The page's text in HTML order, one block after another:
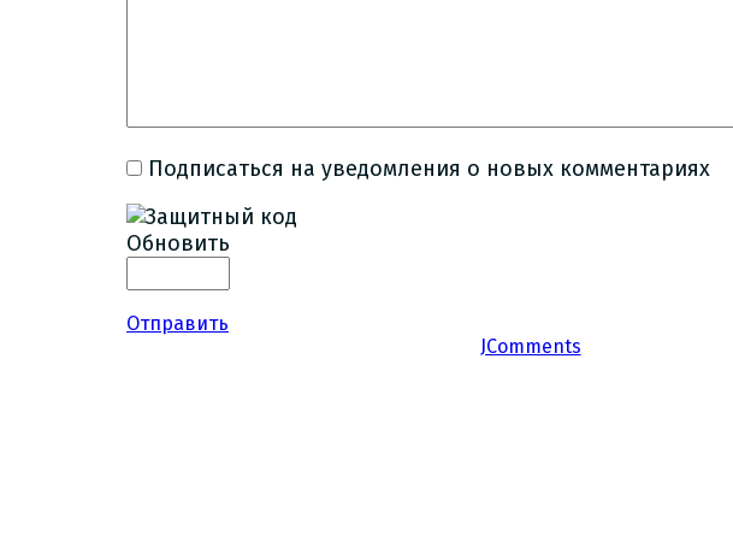
Подписаться на уведомления о новых комментариях
Обновить
Отправить
JComments